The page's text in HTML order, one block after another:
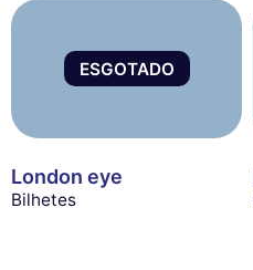
ESGOTADO
London eye
Bilhetes